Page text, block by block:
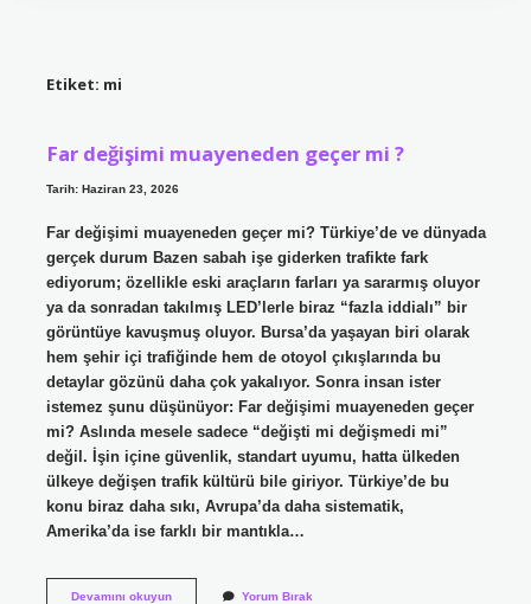
Etiket: mi
Far değişimi muayeneden geçer mi ?
Tarih: Haziran 23, 2026
Far değişimi muayeneden geçer mi? Türkiye’de ve dünyada
gerçek durum Bazen sabah işe giderken trafikte fark
ediyorum; özellikle eski araçların farları ya sararmış oluyor
ya da sonradan takılmış LED’lerle biraz “fazla iddialı” bir
görüntüye kavuşmuş oluyor. Bursa’da yaşayan biri olarak
hem şehir içi trafiğinde hem de otoyol çıkışlarında bu
detaylar gözünü daha çok yakalıyor. Sonra insan ister
istemez şunu düşünüyor: Far değişimi muayeneden geçer
mi? Aslında mesele sadece “değişti mi değişmedi mi”
değil. İşin içine güvenlik, standart uyumu, hatta ülkeden
ülkeye değişen trafik kültürü bile giriyor. Türkiye’de bu
konu biraz daha sıkı, Avrupa’da daha sistematik,
Amerika’da ise farklı bir mantıkla…
Devamını okuyunFar
Yorum Bırak